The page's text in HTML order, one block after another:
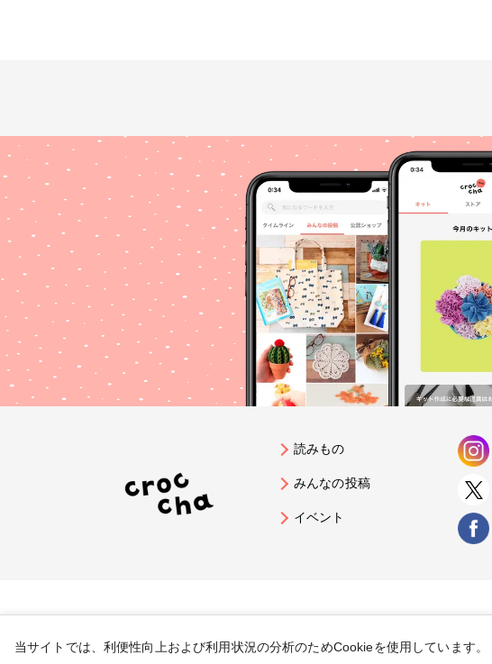
読みもの
みんなの投稿
イベント
当サイトでは、利便性向上および利用状況の分析のためCookieを使用しています。